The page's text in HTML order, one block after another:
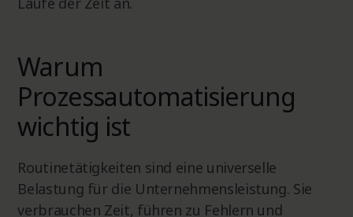
Warum
Prozessautomatisierung
wichtig ist
Routinetätigkeiten sind eine universelle
Belastung für die Unternehmensleistung. Sie
verbrauchen Zeit, führen zu Fehlern und